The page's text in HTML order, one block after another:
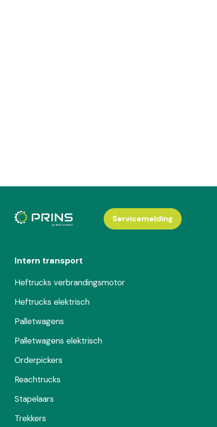
Intern transport
Heftrucks verbrandingsmotor
Heftrucks elektrisch
Palletwagens
Palletwagens elektrisch
Orderpickers
Reachtrucks
Stapelaars
Trekkers
Servicemelding